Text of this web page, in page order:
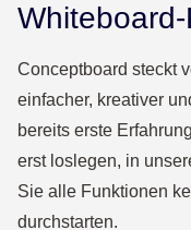
Conceptboard steckt
einfacher, kreativer
bereits erste
erst loslegen, in
Sie alle Funktionen
durchstarten.